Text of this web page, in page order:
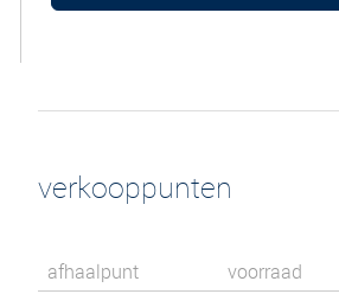
verkooppunten
afhaalpunt voorraad